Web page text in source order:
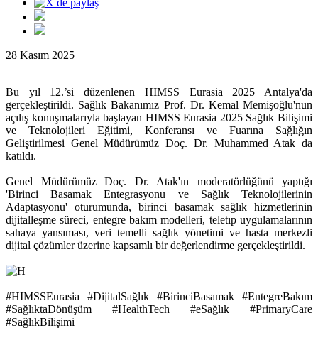
28 Kasım 2025
Bu yıl 12.’si düzenlenen HIMSS Eurasia 2025 Antalya'da
gerçekleştirildi. Sağlık Bakanımız Prof. Dr. Kemal Memişoğlu'nun
açılış konuşmalarıyla başlayan HIMSS Eurasia 2025 Sağlık Bilişimi
ve Teknolojileri Eğitimi, Konferansı ve Fuarına Sağlığın
Geliştirilmesi Genel Müdürümüz Doç. Dr. Muhammed Atak da
katıldı.
Genel Müdürümüz Doç. Dr. Atak'ın moderatörlüğünü yaptığı
'Birinci Basamak Entegrasyonu ve Sağlık Teknolojilerinin
Adaptasyonu' oturumunda, birinci basamak sağlık hizmetlerinin
dijitalleşme süreci, entegre bakım modelleri, teletıp uygulamalarının
sahaya yansıması, veri temelli sağlık yönetimi ve hasta merkezli
dijital çözümler üzerine kapsamlı bir değerlendirme gerçekleştirildi.
#HIMSSEurasia #DijitalSağlık #BirinciBasamak #EntegreBakım
#SağlıktaDönüşüm #HealthTech #eSağlık #PrimaryCare
#SağlıkBilişimi